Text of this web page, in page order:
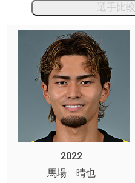
選手比
2022
馬場 晴也